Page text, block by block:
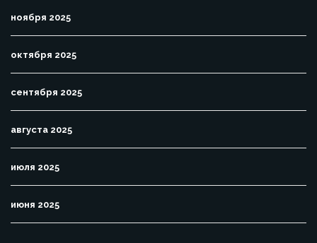
ноября 2025
октября 2025
сентября 2025
августа 2025
июля 2025
июня 2025